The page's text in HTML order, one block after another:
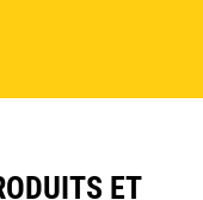
ET